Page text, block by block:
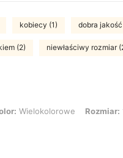
kobiecy (1) dobra
(2) niewłaściwy rozmiar
Rozmiar: 100C
Wielokolorowe Rozmiar: